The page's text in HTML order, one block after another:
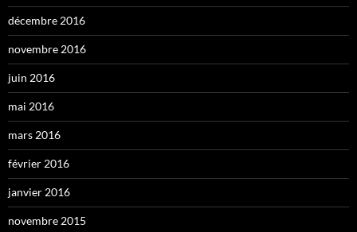
décembre 2016
novembre 2016
juin 2016
mai 2016
mars 2016
février 2016
janvier 2016
novembre 2015